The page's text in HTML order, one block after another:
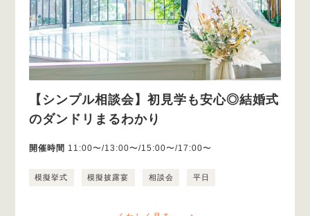
【シンプル相談会】初見学も安心◎結婚式
のダンドリまるわかり
開催時間 11:00〜/13:00〜/15:00〜/17:00〜
模擬挙式 模擬披露宴 相談会 平日